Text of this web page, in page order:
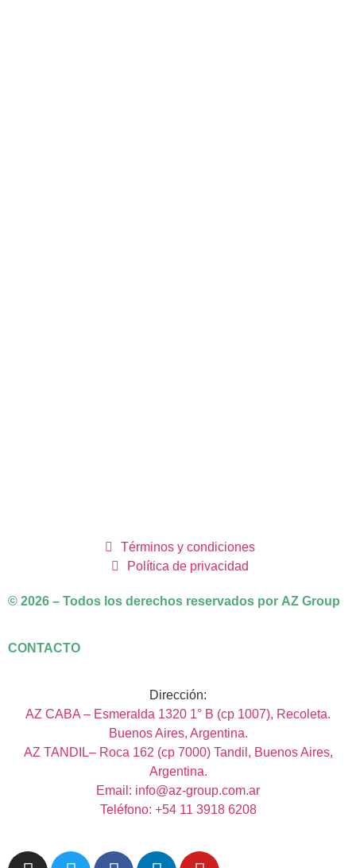
Términos y condiciones
Política de privacidad
© 2026 – Todos los derechos reservados por AZ Group
CONTACTO
Dirección:
AZ CABA – Esmeralda 1320 1° B (cp 1007), Recoleta.
Buenos Aires, Argentina.
AZ TANDIL– Roca 162 (cp 7000) Tandil, Buenos Aires,
Argentina.
Email: info@az-group.com.ar
Teléfono: +54 11 3918 6208